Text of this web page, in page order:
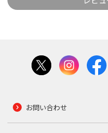
お問い合わせ